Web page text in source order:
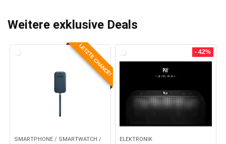
Weitere exklusive Deals
LETZTE CHANCE!
SMARTPHONE / SMARTWATCH /
- 42%
ELEKTRONIK